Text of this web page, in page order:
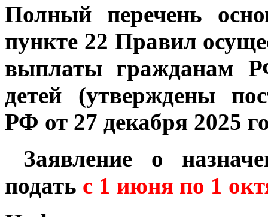
Полный перечень
пункте 22 Правил
выплаты гражданам
детей (утверждены
РФ от 27 декабря 2025
Заявление о
подать с 1 июня по 1